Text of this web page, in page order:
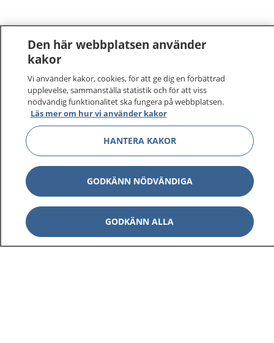
1177–tryggt om din hälsa och vård
På 1177.se får du råd om hälsa och information om
sjukdomar och vilka mottagningar du kan kontakta.
Logga in för att läsa din journal och göra dina
vårdärenden. Ring telefonnummer 1177 för
sjukvårdsrådgivning dygnet runt.
Den här webbplatsen använder
kakor
Vi använder kakor, cookies, för att ge dig en förbättrad
upplevelse, sammanställa statistik och för att viss
nödvändig funktionalitet ska fungera på webbplatsen.
Läs mer om hur vi använder kakor
HANTERA KAKOR
GODKÄNN NÖDVÄNDIGA
GODKÄNN ALLA